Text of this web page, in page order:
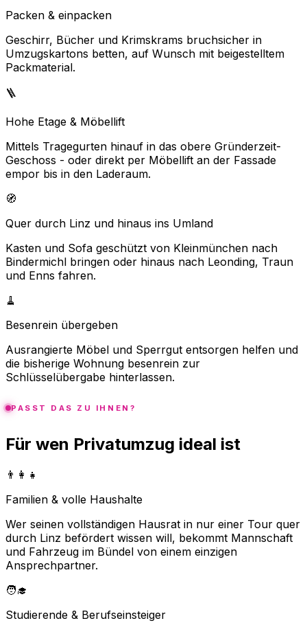
Packen & einpacken
Geschirr, Bücher und Krimskrams bruchsicher in
Umzugskartons betten, auf Wunsch mit beigestelltem
Packmaterial.
🪜
Hohe Etage & Möbellift
Mittels Tragegurten hinauf in das obere Gründerzeit-
Geschoss - oder direkt per Möbellift an der Fassade
empor bis in den Laderaum.
🧭
Quer durch Linz und hinaus ins Umland
Kasten und Sofa geschützt von Kleinmünchen nach
Bindermichl bringen oder hinaus nach Leonding, Traun
und Enns fahren.
🧹
Besenrein übergeben
Ausrangierte Möbel und Sperrgut entsorgen helfen und
die bisherige Wohnung besenrein zur
Schlüsselübergabe hinterlassen.
PASST DAS ZU IHNEN?
Für wen Privatumzug ideal ist
👨‍👩‍👧
Familien & volle Haushalte
Wer seinen vollständigen Hausrat in nur einer Tour quer
durch Linz befördert wissen will, bekommt Mannschaft
und Fahrzeug im Bündel von einem einzigen
Ansprechpartner.
🧑‍🎓
Studierende & Berufseinsteiger